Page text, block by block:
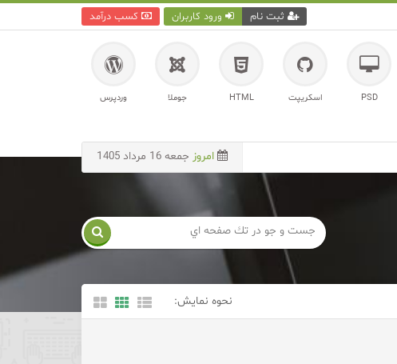
کسب درآمد ورود کاربران ثبت نام
وردپرس جوملا HTML اسکریپت PSD
امروز جمعه 16 مرداد 1405

نحوه نمایش: